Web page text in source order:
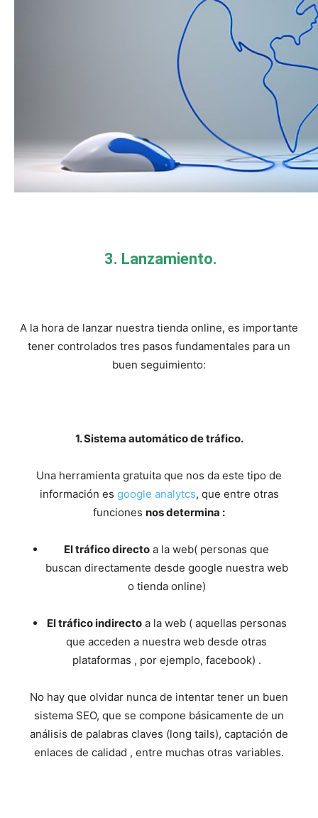
3. Lanzamiento.
A la hora de lanzar nuestra tienda online, es importante
tener controlados tres pasos fundamentales para un
buen seguimiento:
1. Sistema automático de tráfico.
Una herramienta gratuita que nos da este tipo de
información es google analytcs, que entre otras
funciones nos determina :
El tráfico directo a la web( personas que
buscan directamente desde google nuestra web
o tienda online)
El tráfico indirectoa la web ( aquellas personas
que acceden a nuestra web desde otras
plataformas , por ejemplo, facebook) .
No hay que olvidar nunca de intentar tener un buen
sistema SEO, que se compone básicamente de un
análisis de palabras claves (long tails), captación de
enlaces de calidad , entre muchas otras variables.